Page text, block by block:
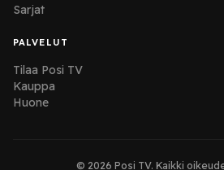
Sarjat
PALVELUT
Tilaa Posi TV
Kauppa
Huone
© 2026 Posi TV. Kaikki